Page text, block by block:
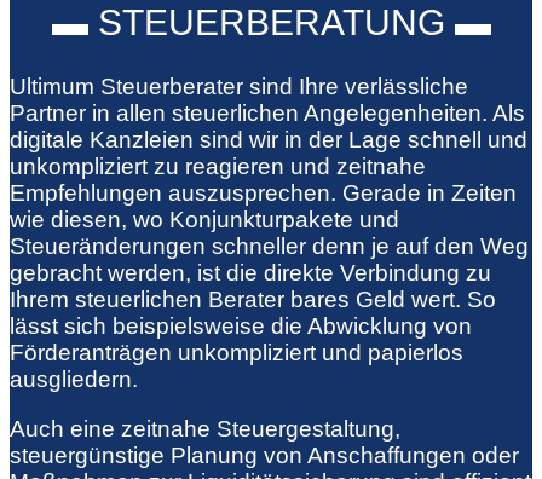
▬ STEUERBERATUNG ▬
Ultimum Steuerberater sind Ihre verlässliche
Partner in allen steuerlichen Angelegenheiten. Als
digitale Kanzleien sind wir in der Lage schnell und
unkompliziert zu reagieren und zeitnahe
Empfehlungen auszusprechen. Gerade in Zeiten
wie diesen, wo Konjunkturpakete und
Steueränderungen schneller denn je auf den Weg
gebracht werden, ist die direkte Verbindung zu
Ihrem steuerlichen Berater bares Geld wert. So
lässt sich beispielsweise die Abwicklung von
Förderanträgen unkompliziert und papierlos
ausgliedern.
Auch eine zeitnahe Steuergestaltung,
steuergünstige Planung von Anschaffungen oder